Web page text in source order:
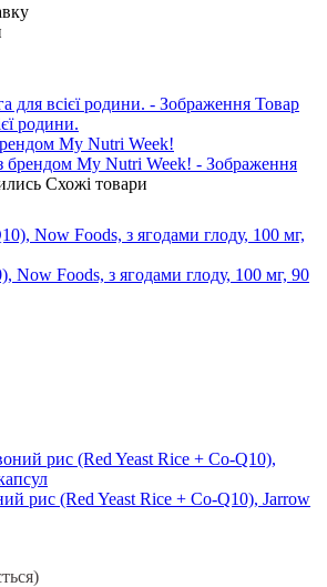
Товар
родини.
My Nutri Week!
Схожі товари
Now Foods, з ягодами глоду, 100 мг, 90
рис (Red Yeast Rice + Co-Q10), Jarrow